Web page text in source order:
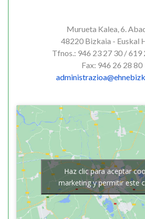
Murueta Kalea, 6.
48220 Bizkaia - Euskal
Tfnos.: 946 23 27 30 / 619
Fax: 946 26 28 80
Haz clic para aceptar
marketing y permitir este